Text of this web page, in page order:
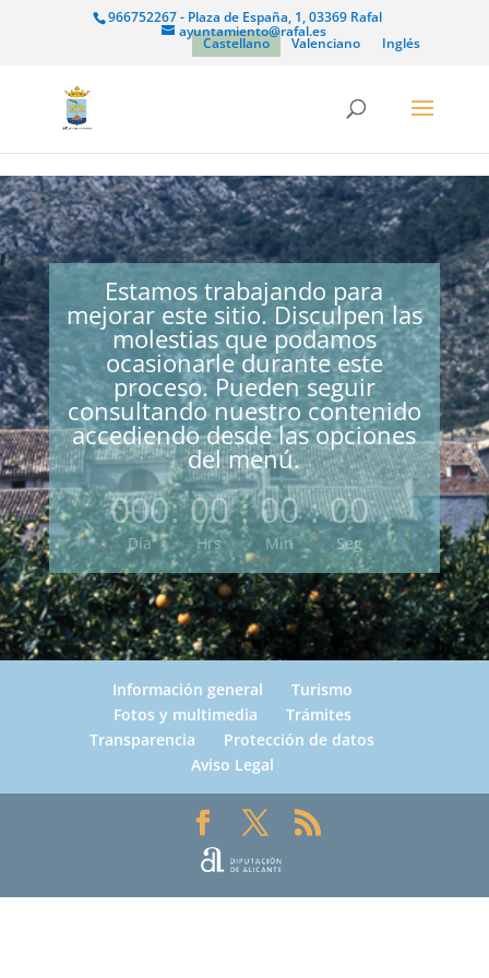
966752267 - Plaza de España, 1, 03369 Rafal
ayuntamiento@rafal.es
Castellano Valenciano Inglés
Estamos trabajando para
mejorar este sitio. Disculpen las
molestias que podamos
ocasionarle durante este
proceso. Pueden seguir
consultando nuestro contenido
accediendo desde las opciones
del menú.
000
Día
: 00
Hrs
: 00
Min
: 00
Seg
Información general
Turismo
Fotos y multimedia
Trámites
Transparencia
Protección de datos
Aviso Legal